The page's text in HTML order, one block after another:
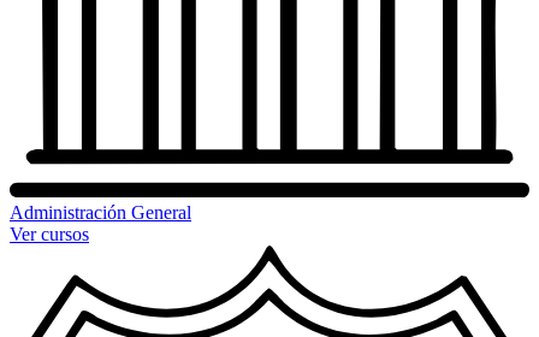
Administración General
Ver cursos